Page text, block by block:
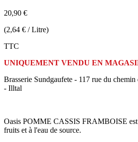
20,90 €
(2,64 € / Litre)
TTC
UNIQUEMENT VENDU EN
Brasserie Sundgaufete - 117 rue du
- Illtal
Oasis POMME CASSIS FRAMBOISE est
fruits et à l'eau de source.